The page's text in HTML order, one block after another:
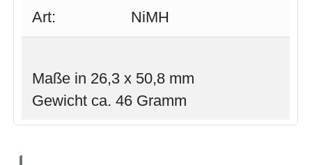
Art: NiMH
Maße in 26,3 x 50,8 mm
Gewicht ca. 46 Gramm